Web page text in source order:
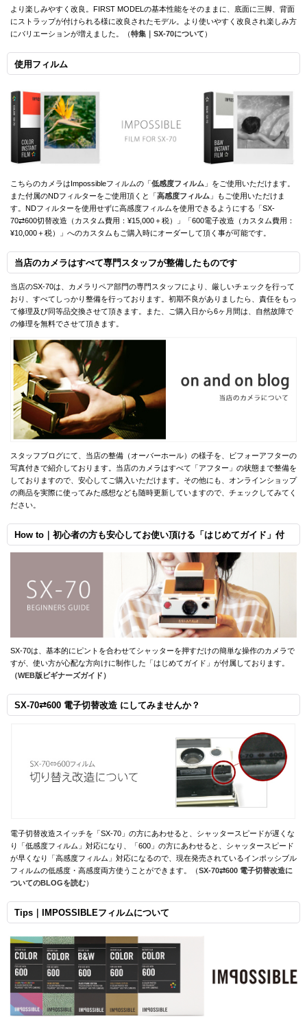
より楽しみやすく改良。FIRST MODELの基本性能をそのままに、底面に三脚、背面
にストラップが付けられる様に改良されたモデル。より使いやすく改良され楽しみ方
にバリエーションが増えました。（特集｜SX-70について）
使用フィルム
こちらのカメラはImpossibleフィルムの「低感度フィルム 」をご使用いただけます。
また付属のNDフィルターをご使用頂くと「高感度フィルム 」もご使用いただけま
す。NDフィルターを使用せずに高感度フィルムを使用できるようにする「SX-
70⇄600切替改造（カスタム費用：¥15,000＋税）」「600電子改造（カスタム費用：
¥10,000＋税）」へのカスタムもご購入時にオーダーして頂く事が可能です。
当店のカメラはすべて専門スタッフが整備したものです
当店のSX-70は、カメラリペア部門の専門スタッフにより、厳しいチェックを行って
おり、すべてしっかり整備を行っております。初期不良がありましたら、責任をもっ
て修理及び同等品交換させて頂きます。また、ご購入日から6ヶ月間は、自然故障で
の修理を無料でさせて頂きます。
スタッフブログにて、当店の整備（オーバーホール）の様子を、ビフォーアフターの
写真付きで紹介しております。当店のカメラはすべて「アフター」の状態まで整備を
しておりますので、安心してご購入いただけます。その他にも、オンラインショップ
の商品を実際に使ってみた感想なども随時更新していますので、チェックしてみてく
ださい。
How to｜初心者の方も安心してお使い頂ける「はじめてガイド」付
SX-70は、基本的にピントを合わせてシャッターを押すだけの簡単な操作のカメラで
すが、使い方が心配な方向けに制作した「はじめてガイド」が付属しております。
（WEB版ビギナーズガイド）
SX-70⇄600 電子切替改造 にしてみませんか？
電子切替改造スイッチを「SX-70」の方にあわせると、シャッタースピードが遅くな
り「低感度フィルム」対応になり、「600」の方にあわせると、シャッタースピード
が早くなり「高感度フィルム」対応になるので、現在発売されているインポッシブル
フィルムの低感度・高感度両方使うことができます。（SX-70⇄600 電子切替改造に
ついてのBLOGを読む）
Tips｜IMPOSSIBLEフィルムについて